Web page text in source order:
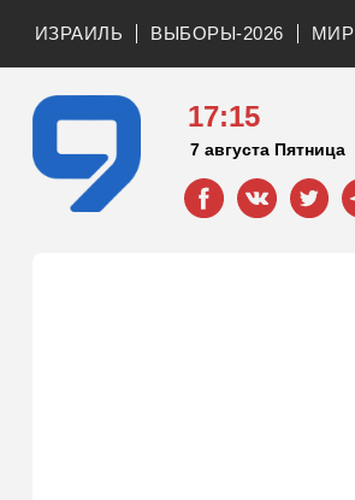
ИЗРАИЛЬ ВЫБОРЫ-2026 МИР
17:15
7 августа Пятница